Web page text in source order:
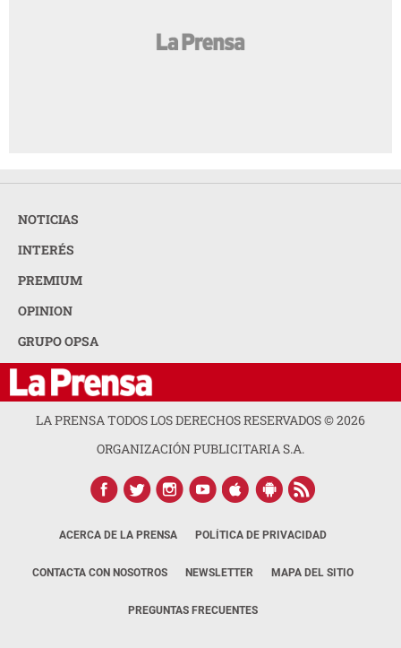
NOTICIAS
INTERÉS
PREMIUM
OPINION
GRUPO OPSA
LA PRENSA TODOS LOS DERECHOS RESERVADOS ©2026
ORGANIZACIÓN PUBLICITARIA S.A.
ACERCA DE LA PRENSA POLÍTICA DE PRIVACIDAD
CONTACTA CON NOSOTROS NEWSLETTER MAPA DEL SITIO
PREGUNTAS FRECUENTES